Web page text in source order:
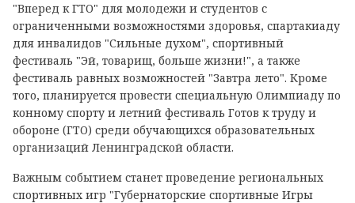
"Вперед к ГТО" для молодежи и студентов с
ограниченными возможностями здоровья, спартакиаду
для инвалидов "Сильные духом", спортивный
фестиваль "Эй, товарищ, больше жизни!", а также
фестиваль равных возможностей "Завтра лето". Кроме
того, планируется провести специальную Олимпиаду по
конному спорту и летний фестиваль Готов к труду и
обороне (ГТО) среди обучающихся образовательных
организаций Ленинградской области.
Важным событием станет проведение региональных
спортивных игр "Губернаторские спортивные Игры